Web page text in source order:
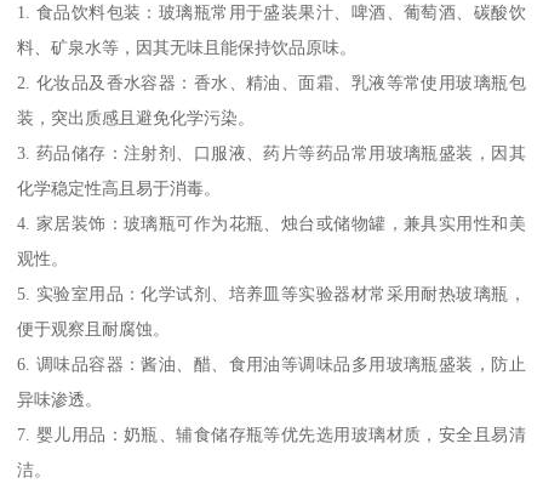
1. 食品饮料包装：玻璃瓶常用于盛装果汁、啤酒、葡萄酒、碳酸饮
料、矿泉水等，因其无味且能保持饮品原味。
2. 化妆品及香水容器：香水、精油、面霜、乳液等常使用玻璃瓶包
装，突出质感且避免化学污染。
3. 药品储存：注射剂、口服液、药片等药品常用玻璃瓶盛装，因其
化学稳定性高且易于消毒。
4. 家居装饰：玻璃瓶可作为花瓶、烛台或储物罐，兼具实用性和美
观性。
5. 实验室用品：化学试剂、培养皿等实验器材常采用耐热玻璃瓶，
便于观察且耐腐蚀。
6. 调味品容器：酱油、醋、食用油等调味品多用玻璃瓶盛装，防止
异味渗透。
7. 婴儿用品：奶瓶、辅食储存瓶等优先选用玻璃材质，安全且易清
洁。